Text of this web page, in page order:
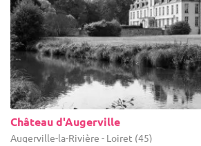
Château d'Augerville
Augerville-la-Rivière - Loiret (45)